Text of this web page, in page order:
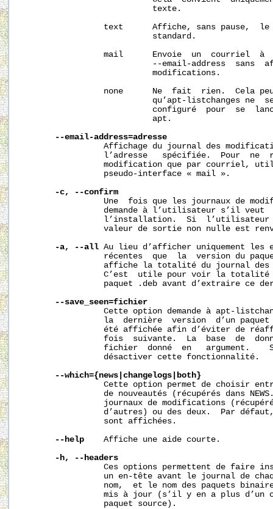
                           texte.
text      Affiche, sans pause,
                           standard.
mail      Envoie  un  courriel  à
--email-address  sans
                           modifications.
none      Ne  fait  rien.  Cela
qu’apt-listchanges ne
configuré  pour  se
                           apt.
--email-address=adresse
Affichage du journal des
l’adresse   spécifiée.  Pour  ne
modification que par courriel,
                 pseudo-interface « mail ».
-c,
--confirm
Une  fois que les journaux de
demande à l’utilisateur s’il veut
l’installation.  Si
valeur de sortie non nulle est
-a,
--all Au lieu d’afficher uniquement les
récentes  que  la  version du
affiche la totalité du journal
C’est  utile pour voir la
paquet .deb avant d’extraire ce
--save_seen=fichier
Cette option demande à apt-
la  dernière  version  d’un
été affichée afin d’éviter de
fois  suivante.  La  base  de
fichier  donné  en   argument.
                 désactiver cette fonctionnalité.
--which={news|changelogs|both}
Cette option permet de choisir
de nouveautés (récupérés dans
journaux de modifications
d’autres) ou des deux.  Par
                 sont affichées.
--help
    Affiche une aide courte.
-h,
--headers
Ces options permettent de faire
un en-tête avant le journal de
nom,  et le nom des paquets
mis à jour (s’il y en a plus d’un
                 paquet source).